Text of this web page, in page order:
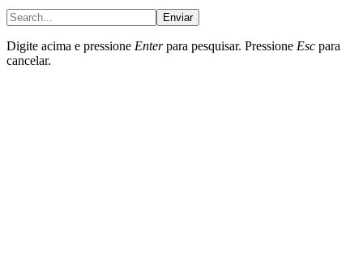
Enviar
Digite acima e pressione Enterpara pesquisar. Pressione Esc para
cancelar.